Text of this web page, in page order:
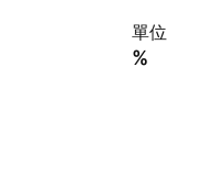
單位
%